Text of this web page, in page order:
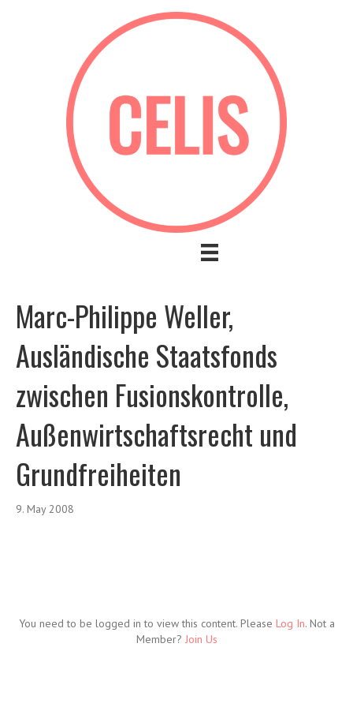
Marc-Philippe Weller,
Ausländische Staatsfonds
zwischen Fusionskontrolle,
Außenwirtschaftsrecht und
Grundfreiheiten
9. May 2008
You need to be logged in to view this content. Please Log In. Not a
Member? Join Us